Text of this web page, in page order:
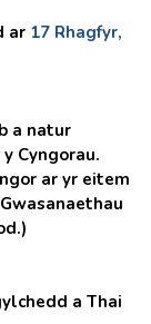
ar 17 Rhagfyr,
a natur
Cyngorau.
ar yr eitem
a Thai